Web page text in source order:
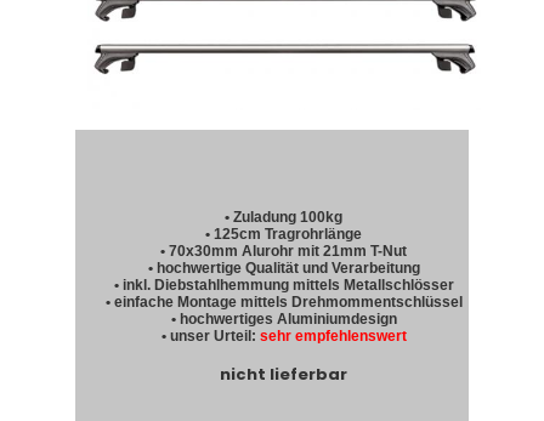
• Zuladung 100kg
• 125cm Tragrohrlänge
• 70x30mm Alurohr mit 21mm T-Nut
• hochwertige Qualität und Verarbeitung
• inkl. Diebstahlhemmung mittels Metallschlösser
• einfache Montage mittels Drehmommentschlüssel
• hochwertiges Aluminiumdesign
• unser Urteil: sehr empfehlenswert
nicht lieferbar